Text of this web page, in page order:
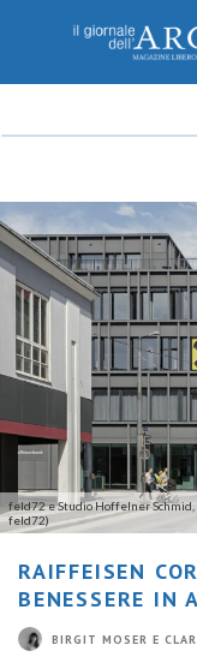
feld72 e Studio Hoffelner
feld72)
RAIFFEISEN
BENESSERE IN
BIRGIT MOSER E